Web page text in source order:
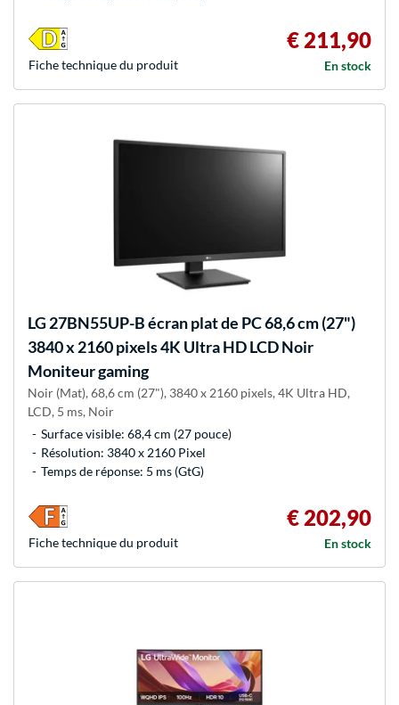
€ 211,90
En stock
Fiche technique du produit
LG 27BN55UP-B écran plat de PC 68,6 cm (27")
3840 x 2160 pixels 4K Ultra HD LCD Noir
Moniteur gaming
Noir (Mat), 68,6 cm (27"), 3840 x 2160 pixels, 4K Ultra HD,
LCD, 5 ms, Noir
Surface visible: 68,4 cm (27 pouce)
Résolution: 3840 x 2160 Pixel
Temps de réponse: 5 ms (GtG)
€ 202,90
En stock
Fiche technique du produit